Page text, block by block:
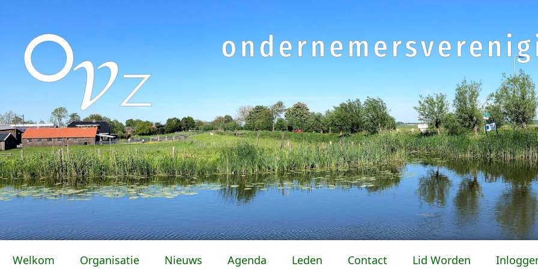
Welkom Organisatie Nieuws Agenda Leden Contact Lid Worden